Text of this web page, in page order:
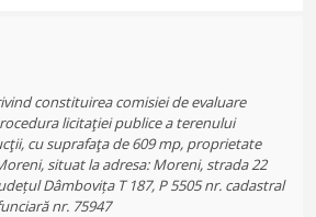
constituirea comisiei de evaluare
licitaţiei publice a terenului
cu suprafaţa de 609 mp, proprietate
situat la adresa: Moreni, strada 22
Dâmbovița T 187, P 5505 nr. cadastral
nr. 75947